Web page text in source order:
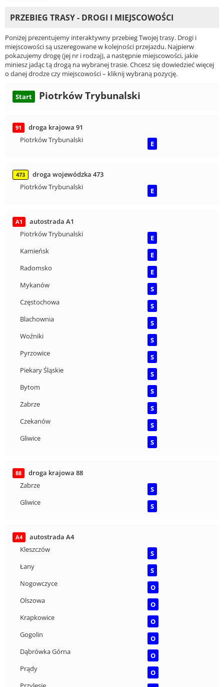
PRZEBIEG TRASY - DROGI I MIEJSCOWOŚCI
Poniżej prezentujemy interaktywny przebieg Twojej trasy. Drogi i
miejscowości są uszeregowane w kolejności przejazdu. Najpierw
pokazujemy drogę (jej nr i rodzaj), a następnie miejscowości, jakie
miniesz jadąc tą drogą na wybranej trasie. Chcesz się dowiedzieć więcej
o danej drodze czy miejscowości – kliknij wybraną pozycję.
Start Piotrków Trybunalski
91
droga krajowa 91
Piotrków Trybunalski
E
473
droga wojewódzka 473
Piotrków Trybunalski
E
A1
autostrada A1
Piotrków Trybunalski
E
Kamieńsk
E
Radomsko
E
Mykanów
S
Częstochowa
S
Blachownia
S
Woźniki
S
Pyrzowice
S
Piekary Śląskie
S
Bytom
S
Zabrze
S
Czekanów
S
Gliwice
S
88
droga krajowa 88
Zabrze
S
Gliwice
S
A4
autostrada A4
Kleszczów
S
Łany
S
Nogowczyce
O
Olszowa
O
Krapkowice
O
Gogolin
O
Dąbrówka Górna
O
Prądy
O